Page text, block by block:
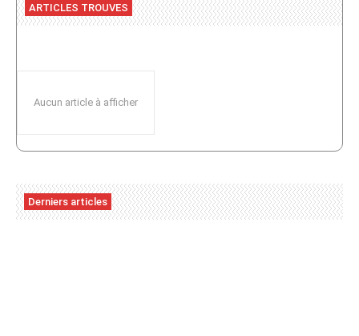
ARTICLES TROUVES
Aucun article à afficher
Derniers articles